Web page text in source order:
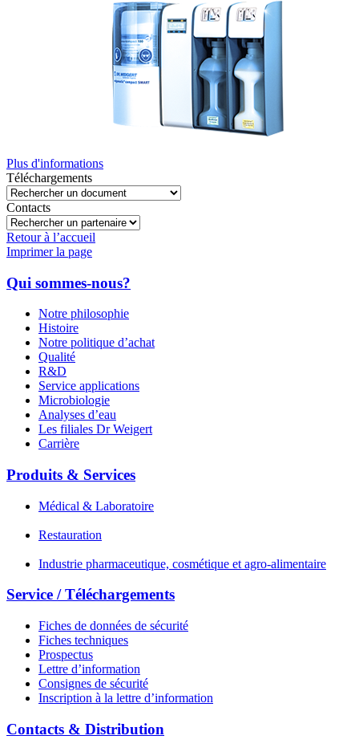
Plus d'informations
Téléchargements
Contacts
Retour à l’accueil
Imprimer la page
Qui sommes-nous?
Notre philosophie
Histoire
Notre politique d’achat
Qualité
R&D
Service applications
Microbiologie
Analyses d’eau
Les filiales Dr Weigert
Carrière
Produits & Services
Médical & Laboratoire
Restauration
Industrie pharmaceutique, cosmétique et agro-alimentaire
Service / Téléchargements
Fiches de données de sécurité
Fiches techniques
Prospectus
Lettre d’information
Consignes de sécurité
Inscription à la lettre d’information
Contacts & Distribution